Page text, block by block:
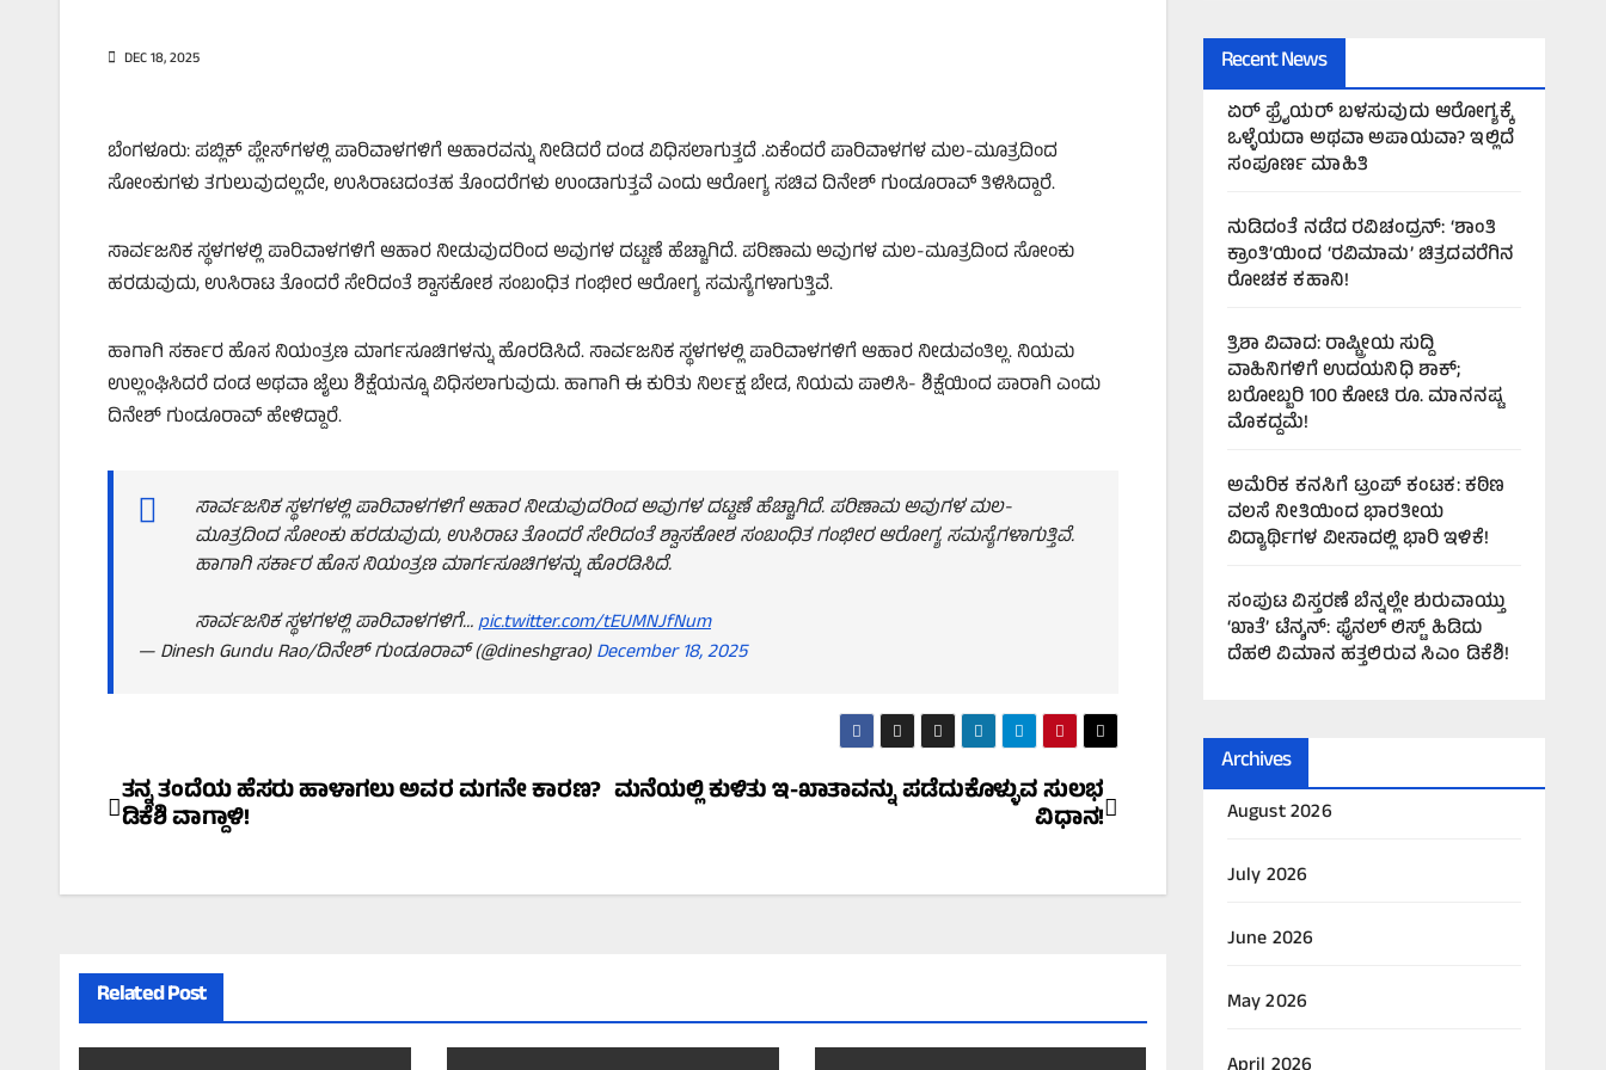
DEC 18, 2025
ಬೆಂಗಳೂರು: ಪಬ್ಲಿಕ್‌ ಪ್ಲೇಸ್‌ಗಳಲ್ಲಿ ಪಾರಿವಾಳಗಳಿಗೆ ಆಹಾರವನ್ನು ನೀಡಿದರೆ ದಂಡ ವಿಧಿಸಲಾಗುತ್ತದೆ .ಏಕೆಂದರೆ ಪಾರಿವಾಳಗಳ ಮಲ-ಮೂತ್ರದಿಂದ
ಸೋಂಕುಗಳು ತಗುಲುವುದಲ್ಲದೇ, ಉಸಿರಾಟದಂತಹ ತೊಂದರೆಗಳು ಉಂಡಾಗುತ್ತವೆ ಎಂದು ಆರೋಗ್ಯ ಸಚಿವ ದಿನೇಶ್‌ ಗುಂಡೂರಾವ್‌ ತಿಳಿಸಿದ್ದಾರೆ.
ಸಾರ್ವಜನಿಕ ಸ್ಥಳಗಳಲ್ಲಿ ಪಾರಿವಾಳಗಳಿಗೆ ಆಹಾರ ನೀಡುವುದರಿಂದ ಅವುಗಳ ದಟ್ಟಣೆ ಹೆಚ್ಚಾಗಿದೆ. ಪರಿಣಾಮ ಅವುಗಳ ಮಲ-ಮೂತ್ರದಿಂದ ಸೋಂಕು
ಹರಡುವುದು, ಉಸಿರಾಟ ತೊಂದರೆ ಸೇರಿದಂತೆ ಶ್ವಾಸಕೋಶ ಸಂಬಂಧಿತ ಗಂಭೀರ ಆರೋಗ್ಯ ಸಮಸ್ಯೆಗಳಾಗುತ್ತಿವೆ.
ಹಾಗಾಗಿ ಸರ್ಕಾರ ಹೊಸ ನಿಯಂತ್ರಣ ಮಾರ್ಗಸೂಚಿಗಳನ್ನು ಹೊರಡಿಸಿದೆ. ಸಾರ್ವಜನಿಕ ಸ್ಥಳಗಳಲ್ಲಿ ಪಾರಿವಾಳಗಳಿಗೆ ಆಹಾರ ನೀಡುವಂತಿಲ್ಲ. ನಿಯಮ
ಉಲ್ಲಂಘಿಸಿದರೆ ದಂಡ ಅಥವಾ ಜೈಲು ಶಿಕ್ಷೆಯನ್ನೂ ವಿಧಿಸಲಾಗುವುದು. ಹಾಗಾಗಿ ಈ ಕುರಿತು ನಿರ್ಲಕ್ಷ ಬೇಡ, ನಿಯಮ ಪಾಲಿಸಿ- ಶಿಕ್ಷೆಯಿಂದ ಪಾರಾಗಿ ಎಂದು
ದಿನೇಶ್‌ ಗುಂಡೂರಾವ್‌ ಹೇಳಿದ್ದಾರೆ.
ಸಾರ್ವಜನಿಕ ಸ್ಥಳಗಳಲ್ಲಿ ಪಾರಿವಾಳಗಳಿಗೆ ಆಹಾರ ನೀಡುವುದರಿಂದ ಅವುಗಳ ದಟ್ಟಣೆ ಹೆಚ್ಚಾಗಿದೆ. ಪರಿಣಾಮ ಅವುಗಳ ಮಲ-
ಮೂತ್ರದಿಂದ ಸೋಂಕು ಹರಡುವುದು, ಉಸಿರಾಟ ತೊಂದರೆ ಸೇರಿದಂತೆ ಶ್ವಾಸಕೋಶ ಸಂಬಂಧಿತ ಗಂಭೀರ ಆರೋಗ್ಯ ಸಮಸ್ಯೆಗಳಾಗುತ್ತಿವೆ.
ಹಾಗಾಗಿ ಸರ್ಕಾರ ಹೊಸ ನಿಯಂತ್ರಣ ಮಾರ್ಗಸೂಚಿಗಳನ್ನು ಹೊರಡಿಸಿದೆ.
ಸಾರ್ವಜನಿಕ ಸ್ಥಳಗಳಲ್ಲಿ ಪಾರಿವಾಳಗಳಿಗೆ…pic.twitter.com/tEUMNJfNum
— Dinesh Gundu Rao/ದಿನೇಶ್ ಗುಂಡೂರಾವ್ (@dineshgrao)December 18, 2025
Post
navigation
ಮನೆಯಲ್ಲಿ ಕುಳಿತು ಇ-ಖಾತಾವನ್ನು ಪಡೆದುಕೊಳ್ಳುವ ಸುಲಭ
ವಿಧಾನ!
ತನ್ನ ತಂದೆಯ ಹೆಸರು ಹಾಳಾಗಲು ಅವರ ಮಗನೇ ಕಾರಣ?
ಡಿಕೆಶಿ ವಾಗ್ದಾಳಿ!
Related Post
Recent News
ಏರ್‌ ಫ್ರೈಯರ್‌ ಬಳಸುವುದು ಆರೋಗ್ಯಕ್ಕೆ
ಒಳ್ಳೆಯದಾ ಅಥವಾ ಅಪಾಯವಾ? ಇಲ್ಲಿದೆ
ಸಂಪೂರ್ಣ ಮಾಹಿತಿ
ನುಡಿದಂತೆ ನಡೆದ ರವಿಚಂದ್ರನ್: ‘ಶಾಂತಿ
ಕ್ರಾಂತಿ’ಯಿಂದ ‘ರವಿಮಾಮ’ ಚಿತ್ರದವರೆಗಿನ
ರೋಚಕ ಕಹಾನಿ!
ತ್ರಿಶಾ ವಿವಾದ: ರಾಷ್ಟ್ರೀಯ ಸುದ್ದಿ
ವಾಹಿನಿಗಳಿಗೆ ಉದಯನಿಧಿ ಶಾಕ್;
ಬರೋಬ್ಬರಿ 100 ಕೋಟಿ ರೂ. ಮಾನನಷ್ಟ
ಮೊಕದ್ದಮೆ!
ಅಮೆರಿಕ ಕನಸಿಗೆ ಟ್ರಂಪ್ ಕಂಟಕ: ಕಠಿಣ
ವಲಸೆ ನೀತಿಯಿಂದ ಭಾರತೀಯ
ವಿದ್ಯಾರ್ಥಿಗಳ ವೀಸಾದಲ್ಲಿ ಭಾರಿ ಇಳಿಕೆ!
ಸಂಪುಟ ವಿಸ್ತರಣೆ ಬೆನ್ನಲ್ಲೇ ಶುರುವಾಯ್ತು
‘ಖಾತೆ’ ಟೆನ್ಶನ್: ಫೈನಲ್ ಲಿಸ್ಟ್ ಹಿಡಿದು
ದೆಹಲಿ ವಿಮಾನ ಹತ್ತಲಿರುವ ಸಿಎಂ ಡಿಕೆಶಿ!
Archives
August 2026
July 2026
June 2026
May 2026